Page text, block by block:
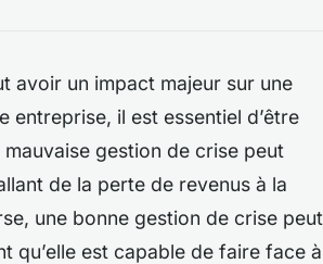
avoir un impact majeur sur une
entreprise, il est essentiel d’être
gestion de crise peut
de la perte de revenus à la
une bonne gestion de crise peut
qu’elle est capable de faire face à